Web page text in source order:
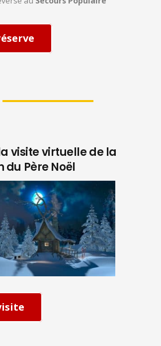
visite virtuelle de la
du Père Noël